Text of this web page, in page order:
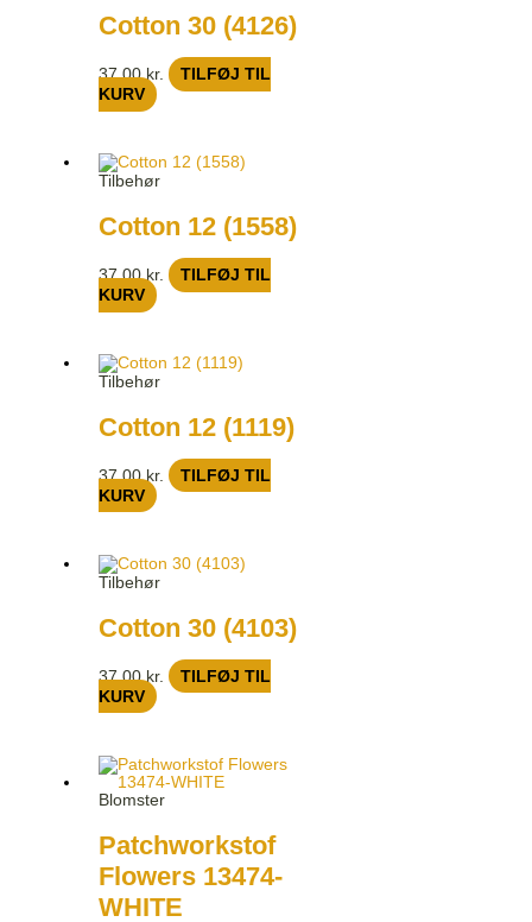
Cotton 30 (4126)
37,00kr.
TILFØJ TIL
KURV
Tilbehør
Cotton 12 (1558)
37,00kr.
TILFØJ TIL
KURV
Tilbehør
Cotton 12 (1119)
37,00kr.
TILFØJ TIL
KURV
Tilbehør
Cotton 30 (4103)
37,00kr.
TILFØJ TIL
KURV
Blomster
Patchworkstof
Flowers 13474-
WHITE